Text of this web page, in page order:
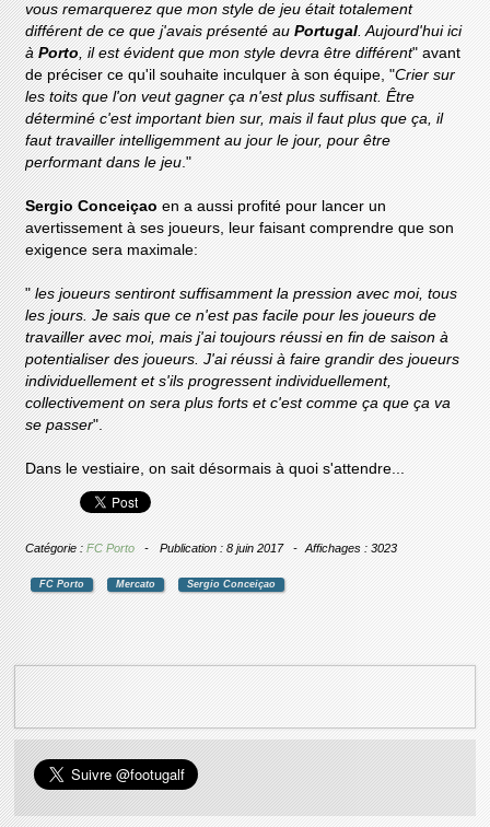
vous remarquerez que mon style de jeu était totalement
différent de ce que j'avais présenté auPortugal. Aujourd'hui ici
àPorto, il est évident que mon style devra être différent" avant
de préciser ce qu'il souhaite inculquer à son équipe, "Crier sur
les toits que l'on veut gagner ça n'est plus suffisant. Être
déterminé c'est important bien sur, mais il faut plus que ça, il
faut travailler intelligemment au jour le jour, pour être
performant dans le jeu."
Sergio Conceiçao en a aussi profité pour lancer un
avertissement à ses joueurs, leur faisant comprendre que son
exigence sera maximale:
"les joueurs sentiront suffisamment la pression avec moi, tous
les jours. Je sais que ce n'est pas facile pour les joueurs de
travailler avec moi, mais j'ai toujours réussi en fin de saison à
potentialiser des joueurs. J'ai réussi à faire grandir des joueurs
individuellement et s'ils progressent individuellement,
collectivement on sera plus forts et c'est comme ça que ça va
se passer".
Dans le vestiaire, on sait désormais à quoi s'attendre...
Catégorie :FC Porto Publication : 8 juin 2017 Affichages : 3023
FC Porto Mercato Sergio Conceiçao